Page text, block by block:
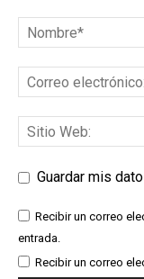
Guardar mis
Recibir un correo
entrada.
Recibir un correo